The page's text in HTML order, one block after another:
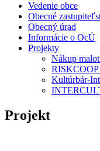
Vedenie obce
Obecné
Obecný úrad
Informácie o OcÚ
Projekty
Nákup
RISKCOOP
Kultúrbár-
Projekt